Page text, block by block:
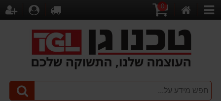
קטגוריות
הבית
0
לקופה